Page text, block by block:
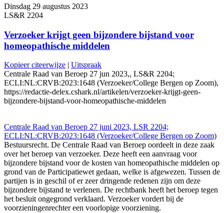
Dinsdag 29 augustus 2023
LS&R 2204
Verzoeker krijgt geen bijzondere bijstand voor
homeopathische middelen
Kopieer citeerwijze | Uitspraak
Centrale Raad van Beroep 27 jun 2023,, LS&R 2204;
ECLI:NL:CRVB:2023:1648 (Verzoeker/College Bergen op Zoom),
https://redactie-delex.cshark.nl/artikelen/verzoeker-krijgt-geen-
bijzondere-bijstand-voor-homeopathische-middelen
Centrale Raad van Beroep 27 juni 2023, LSR 2204;
ECLI:NL:CRVB:2023:1648 (Verzoeker/College Bergen op Zoom)
Bestuursrecht. De Centrale Raad van Beroep oordeelt in deze zaak
over het beroep van verzoeker. Deze heeft een aanvraag voor
bijzondere bijstand voor de kosten van homeopathische middelen op
grond van de Participatiewet gedaan, welke is afgewezen. Tussen de
partijen is in geschil of er zeer dringende redenen zijn om deze
bijzondere bijstand te verlenen. De rechtbank heeft het beroep tegen
het besluit ongegrond verklaard. Verzoeker vordert bij de
voorzieningenrechter een voorlopige voorziening.